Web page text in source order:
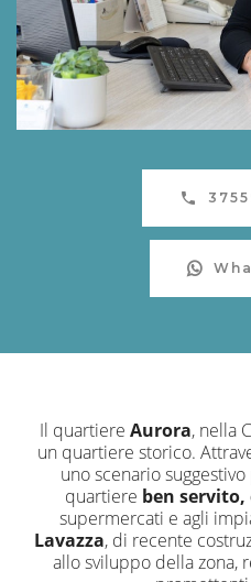
Il quartiere Aurora, nella
un quartiere storico.
uno scenario
quartiere ben servito,
supermercati e agli
Lavazza, di recente
allo sviluppo della zona,